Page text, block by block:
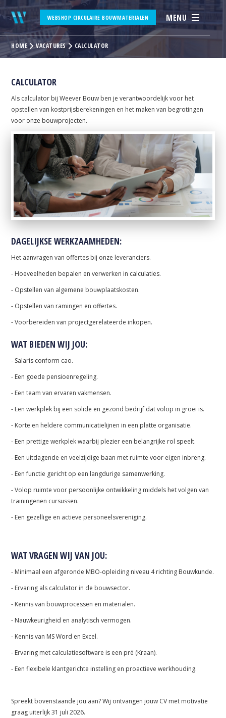
WEBSHOP CIRCULAIRE BOUWMATERIALEN MENU
HOME VACATURES CALCULATOR
CALCULATOR
Als calculator bij Weever Bouw ben je verantwoordelijk voor het
opstellen van kostprijsberekeningen en het maken van begrotingen
voor onze bouwprojecten.
DAGELIJKSE WERKZAAMHEDEN:
Het aanvragen van offertes bij onze leveranciers.
- Hoeveelheden bepalen en verwerken in calculaties.
- Opstellen van algemene bouwplaatskosten.
- Opstellen van ramingen en offertes.
- Voorbereiden van projectgerelateerde inkopen.
WAT BIEDEN WIJ JOU:
- Salaris conform cao.
- Een goede pensioenregeling.
- Een team van ervaren vakmensen.
- Een werkplek bij een solide en gezond bedrijf dat volop in groei is.
- Korte en heldere communicatielijnen in een platte organisatie.
- Een prettige werkplek waarbij plezier een belangrijke rol speelt.
- Een uitdagende en veelzijdige baan met ruimte voor eigen inbreng.
- Een functie gericht op een langdurige samenwerking.
- Volop ruimte voor persoonlijke ontwikkeling middels het volgen van
trainingenen cursussen.
- Een gezellige en actieve personeelsvereniging.
WAT VRAGEN WIJ VAN JOU:
- Minimaal een afgeronde MBO-opleiding niveau 4 richting Bouwkunde.
- Ervaring als calculator in de bouwsector.
- Kennis van bouwprocessen en materialen.
- Nauwkeurigheid en analytisch vermogen.
- Kennis van MS Word en Excel.
- Ervaring met calculatiesoftware is een pré (Kraan).
- Een flexibele klantgerichte instelling en proactieve werkhouding.
Spreekt bovenstaande jou aan? Wij ontvangen jouw CV met motivatie
graag uiterlijk 31 juli 2026.